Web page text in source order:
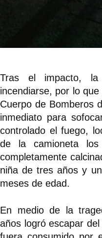
Tras el impacto, la
incendiarse, por lo
Cuerpo de Bomberos
inmediato para
controlado el fuego,
de la camioneta
completamente
niña de tres años y
meses de edad.
En medio de la
años logró escapar